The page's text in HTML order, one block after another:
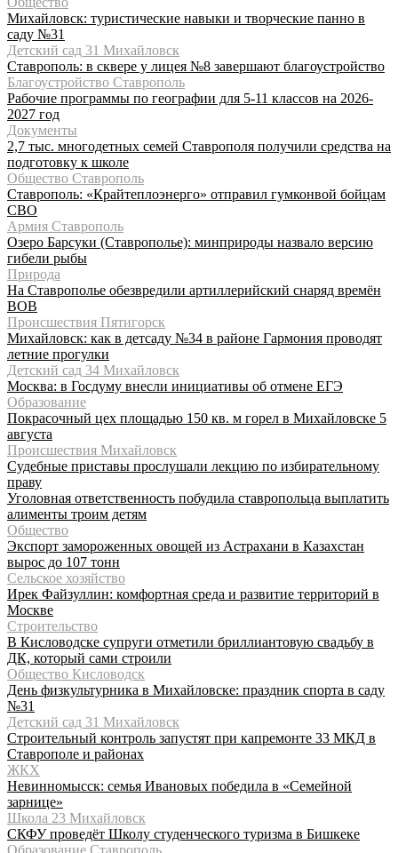
Михайловск: туристические навыки и творческие панно в
саду №31
Детский сад 31 Михайловск
Ставрополь: в сквере у лицея №8 завершают благоустройство
Благоустройство Ставрополь
Рабочие программы по географии для 5-11 классов на 2026-
2027 год
Документы
2,7 тыс. многодетных семей Ставрополя получили средства на
подготовку к школе
Общество Ставрополь
Ставрополь: «Крайтеплоэнерго» отправил гумконвой бойцам
СВО
Армия Ставрополь
Озеро Барсуки (Ставрополье): минприроды назвало версию
гибели рыбы
Природа
На Ставрополье обезвредили артиллерийский снаряд времён
ВОВ
Происшествия Пятигорск
Михайловск: как в детсаду №34 в районе Гармония проводят
летние прогулки
Детский сад 34 Михайловск
Москва: в Госдуму внесли инициативы об отмене ЕГЭ
Образование
Покрасочный цех площадью 150 кв. м горел в Михайловске 5
августа
Происшествия Михайловск
Судебные приставы прослушали лекцию по избирательному
праву
Уголовная ответственность побудила ставропольца выплатить
алименты троим детям
Общество
Экспорт замороженных овощей из Астрахани в Казахстан
вырос до 107 тонн
Сельское хозяйство
Ирек Файзуллин: комфортная среда и развитие территорий в
Москве
Строительство
В Кисловодске супруги отметили бриллиантовую свадьбу в
ДК, который сами строили
Общество Кисловодск
День физкультурника в Михайловске: праздник спорта в саду
№31
Детский сад 31 Михайловск
Строительный контроль запустят при капремонте 33 МКД в
Ставрополе и районах
ЖКХ
Невинномысск: семья Ивановых победила в «Семейной
зарнице»
Школа 23 Михайловск
СКФУ проведёт Школу студенческого туризма в Бишкеке